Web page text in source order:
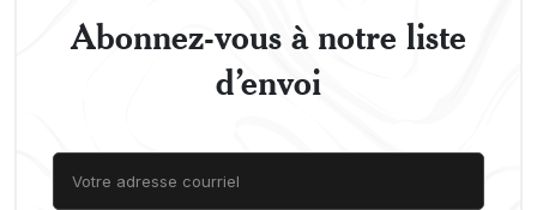
Abonnez-vous à notre liste
d’envoi